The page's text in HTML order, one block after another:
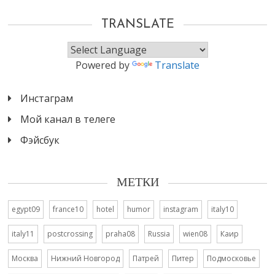
TRANSLATE
Powered by Translate
Инстаграм
Мой канал в телеге
Фэйсбук
МЕТКИ
egypt09 france10 hotel humor instagram italy10
italy11 postcrossing praha08 Russia wien08 Каир
Москва Нижний Новгород Патрей Питер Подмосковье